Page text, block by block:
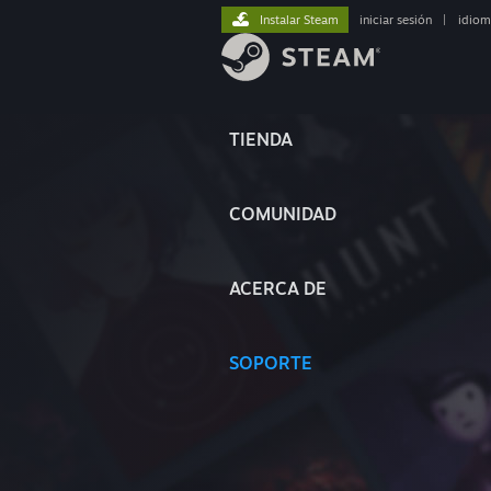
TIENDA
COMUNIDAD
ACERCA DE
SOPORTE
Instalar Steam iniciar sesión